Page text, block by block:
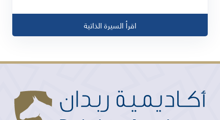
اقرأ السيرة الذاتية